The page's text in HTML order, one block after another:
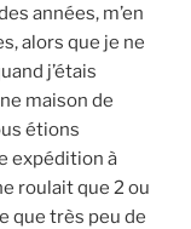
années, m’en
alors que je ne
j’étais
maison de
étions
expédition à
roulait que 2 ou
que très peu de